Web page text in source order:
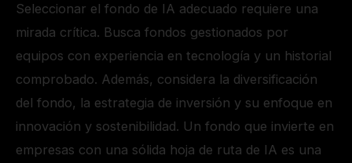
Seleccionar el fondo de IA adecuado requiere una
mirada crítica. Busca fondos gestionados por
equipos con experiencia en tecnología y un historial
comprobado. Además, considera la diversificación
del fondo, la estrategia de inversión y su enfoque en
innovación y sostenibilidad. Un fondo que invierte en
empresas con una sólida hoja de ruta de IA es una